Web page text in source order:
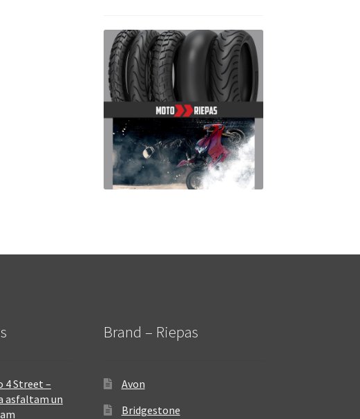
4 Street –
asfaltam un
Brand – Riepas
Avon
Bridgestone